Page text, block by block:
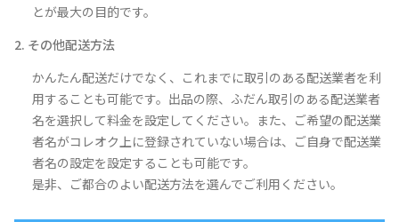
とが最大の目的です。
2. その他配送方法
かんたん配送だけでなく、これまでに取引のある配送業者を利
用することも可能です。出品の際、ふだん取引のある配送業者
名を選択して料金を設定してください。また、ご希望の配送業
者名がコレオク上に登録されていない場合は、ご自身で配送業
者名の設定を設定することも可能です。
是非、ご都合のよい配送方法を選んでご利用ください。